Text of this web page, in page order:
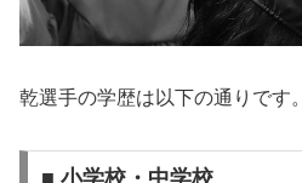
乾選手の学歴は以下の通りです。
■ 小学校・中学校